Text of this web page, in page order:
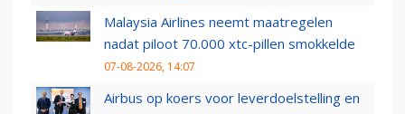
Malaysia Airlines neemt maatregelen
nadat piloot 70.000 xtc-pillen smokkelde
07-08-2026, 14:07
Airbus op koers voor leverdoelstelling en